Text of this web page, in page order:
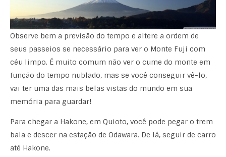
Observe bem a previsão do tempo e altere a ordem de
seus passeios se necessário para ver o Monte Fuji com
céu limpo. É muito comum não ver o cume do monte em
função do tempo nublado, mas se você conseguir vê-lo,
vai ter uma das mais belas vistas do mundo em sua
memória para guardar!
Para chegar a Hakone, em Quioto, você pode pegar o trem
bala e descer na estação de Odawara. De lá, seguir de carro
até Hakone.